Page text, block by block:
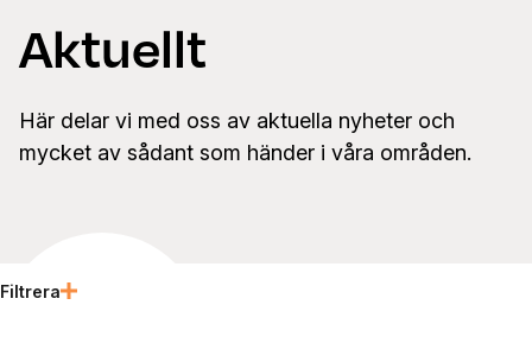
Aktuellt
Här delar vi med oss av aktuella nyheter och
mycket av sådant som händer i våra områden.
Filtrera